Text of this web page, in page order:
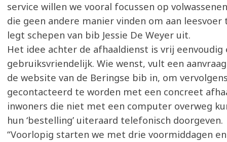
service willen we vooral focussen op
die geen andere manier vinden om aan leesvoer
legt schepen van bib Jessie De Weyer uit.
Het idee achter de afhaaldienst is vrij eenvoudig
gebruiksvriendelijk. Wie wenst, vult een
de website van de Beringse bib in, om
gecontacteerd te worden met een concreet
inwoners die niet met een computer overweg
hun ‘bestelling’ uiteraard telefonisch doorgeven.
“Voorlopig starten we met drie voormiddagen